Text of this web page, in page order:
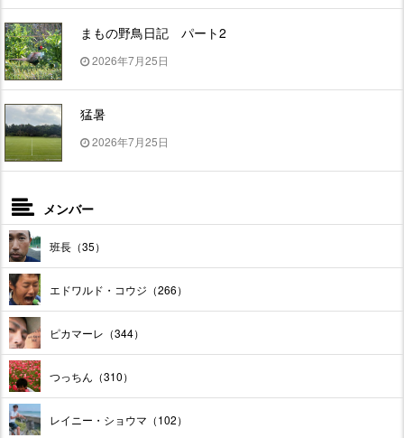
まもの野鳥日記 パート2
2026年7月25日
猛暑
2026年7月25日
メンバー
班長（35）
エドワルド・コウジ（266）
ピカマーレ（344）
つっちん（310）
レイニー・ショウマ（102）